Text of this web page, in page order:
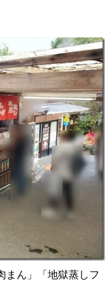
まん」「地獄蒸しフ